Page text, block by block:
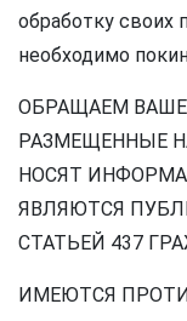
обработку своих
необходимо
ОБРАЩАЕМ
РАЗМЕЩЕННЫЕ
НОСЯТ
ЯВЛЯЮТСЯ
СТАТЬЕЙ 437
ИМЕЮТСЯ